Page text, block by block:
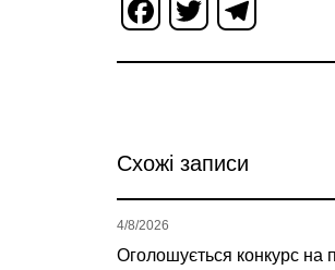
Facebook
Twitter
Схожі записи
Оголошується конкурс на
4/8/2026